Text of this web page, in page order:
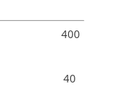
400
40